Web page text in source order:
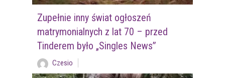
Zupełnie inny świat ogłoszeń
matrymonialnych z lat 70 – przed
Tinderem było „Singles News”
Czesio